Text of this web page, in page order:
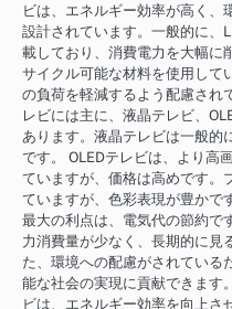
ビは、エネルギー効率が高く、
設計されています。一般的に、
載しており、消費電力を大幅に
サイクル可能な材料を使用して
の負荷を軽減するよう配慮され
レビには主に、液晶テレビ、
あります。液晶テレビは一般的
です。 OLEDテレビは、より高
ていますが、価格は高めです。
ていますが、色彩表現が豊かで
最大の利点は、電気代の節約で
力消費量が少なく、長期的に見
た、環境への配慮がされている
能な社会の実現に貢献できます
ビは、エネルギー効率を向上さ